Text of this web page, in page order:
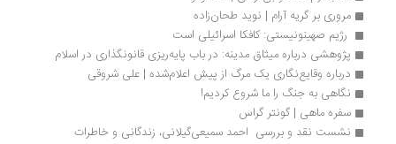
مروری بر گریه آرام | نوید طحان‌زاده
رژیم صهینونیستی: کافکا اسرائیلی است
پژوهشی درباره میثاق مدینه: در باب پایه‌ریزی قانونگذاری در اسلام
درباره وقایع‌نگاری یک مرگ از پیش اعلام‌شده | علی شروقی
نگاهی به جنگ را ما شروع کردیم!
سفره ماهی | گونتر گراس
نشست نقد و بررسی  احمد سمیعی‌گیلانی، زندگانی و خاطرات